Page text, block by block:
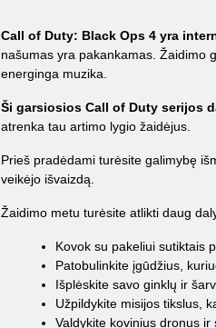
Call of Duty: Black Ops 4 yra
našumas yra pakankamas. Žaidimo
energinga muzika.
Ši garsiosios Call of Duty serijos
atrenka tau artimo lygio žaidėjus.
Prieš pradėdami turėsite galimybę
veikėjo išvaizdą.
Žaidimo metu turėsite atlikti daug
Kovok su pakeliui sutiktais
Patobulinkite įgūdžius,
Išplėskite savo ginklų ir
Užpildykite misijos tikslus,
Valdykite kovinius dronus